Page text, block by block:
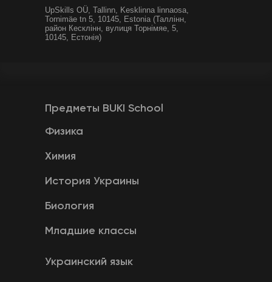
UpSkills OÜ, Tallinn, Kesklinna linnaosa,
Tornimäe tn 5, 10145, Estonia (Таллінн,
район Кесклінн, вулиця Торнімяе, 5,
10145, Естонія)
Предметы BUKI School
Физика
Химия
История Украины
Биология
Младшие классы
Украинский язык